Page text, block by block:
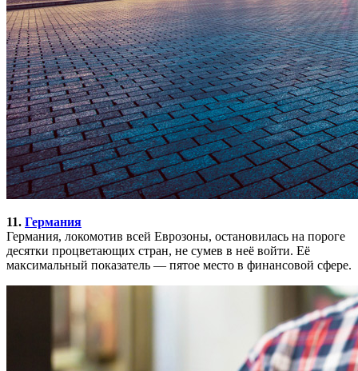
11. Германия
Германия, локомотив всей Еврозоны, остановилась на пороге
десятки процветающих стран, не сумев в неё войти. Её
максимальный показатель — пятое место в финансовой сфере.